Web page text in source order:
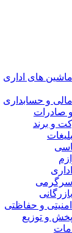
های اداری
و حسابداری
صادرات
و برند
سرگرمی
و حفاظتی
و توزیع